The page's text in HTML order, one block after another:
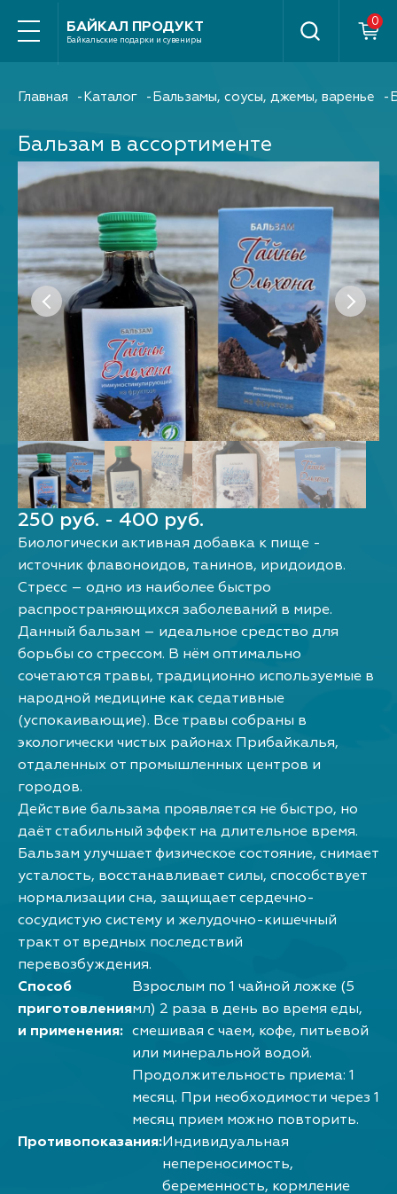
БАЙКАЛ ПРОДУКТ
Байкальские подарки и сувениры
Найти
Главная Каталог Бальзамы, соусы, джемы, варенье
Бальзам в ассортименте
250 руб. - 400 руб.
Биологически активная добавка к пище -
источник флавоноидов, танинов, иридоидов.
Стресс – одно из наиболее быстро
распространяющихся заболеваний в мире.
Данный бальзам – идеальное средство для
борьбы со стрессом. В нём оптимально
сочетаются травы, традиционно используемые в
народной медицине как седативные
(успокаивающие). Все травы собраны в
экологически чистых районах Прибайкалья,
отдаленных от промышленных центров и
городов.
Действие бальзама проявляется не быстро, но
даёт стабильный эффект на длительное время.
Бальзам улучшает физическое состояние, снимает
усталость, восстанавливает силы, способствует
нормализации сна, защищает сердечно-
сосудистую систему и желудочно-кишечный
тракт от вредных последствий
перевозбуждения.
Способ
приготовления
и применения:
Взрослым по 1 чайной ложке (5
мл) 2 раза в день во время еды,
смешивая с чаем, кофе, питьевой
или минеральной водой.
Продолжительность приема: 1
месяц. При необходимости через 1
месяц прием можно повторить.
Противопоказания:Индивидуальная
непереносимость,
беременность, кормление